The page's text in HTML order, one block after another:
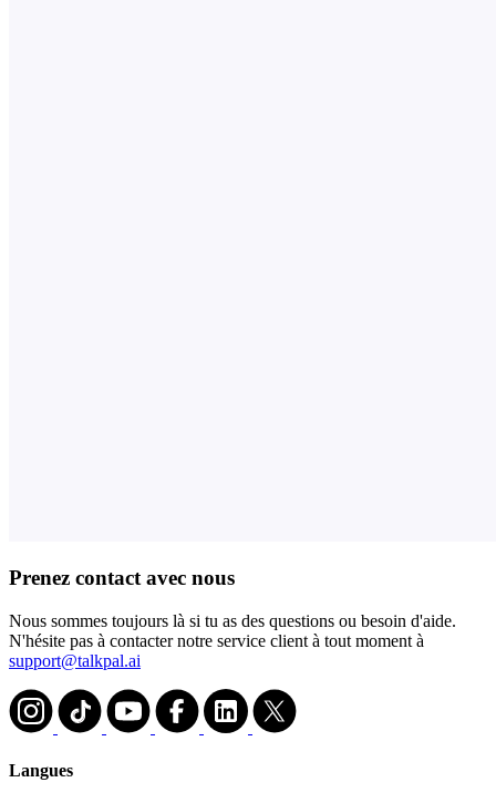
Prenez contact avec nous
Nous sommes toujours là si tu as des questions ou besoin d'aide.
N'hésite pas à contacter notre service client à tout moment à
support@talkpal.ai
Langues